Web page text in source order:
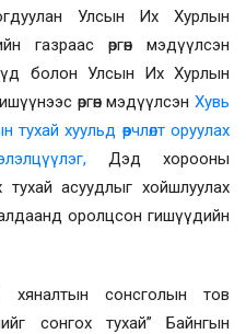
Улсын Их Хурлын
газраас өргөн мэдүүлсэн
болон Улсын Их Хурлын
өргөн мэдүүлсэн Хувь
хуульд өөрчлөлт оруулах
Дэд хорооны
тухай асуудлыг хойшлуулах
оролцсон гишүүдийн
хяналтын сонсголын тов
сонгох тухай” Байнгын